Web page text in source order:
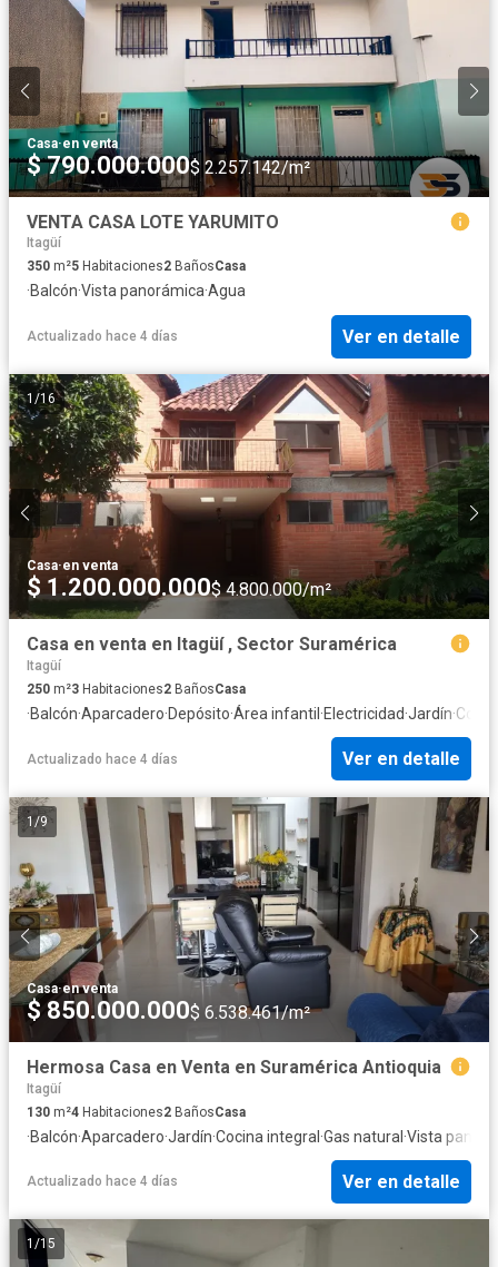
Casa·en venta
$ 790.000.000$ 2.257.142/m²
VENTA CASA LOTE YARUMITO
Itagüí
350 m²5 Habitaciones2 BañosCasa
·Balcón·Vista panorámica·Agua
Actualizado hace 4 días Ver en detalle
1 /16
Casa·en venta
$ 1.200.000.000$ 4.800.000/m²
Casa en venta en Itagüí , Sector Suramérica
Itagüí
250 m²3 Habitaciones2 BañosCasa
·Balcón·Aparcadero·Depósito·Área infantil ·Electricidad·Jardín·
Actualizado hace 4 días Ver en detalle
1/9
Casa·en venta
$ 850.000.000$ 6.538.461/m²
Hermosa Casa en Venta en Suramérica Antioquia
Itagüí
130 m²4 Habitaciones2 BañosCasa
·Balcón·Aparcadero·Jardín·Cocina integral·Gas natural·Vista
Actualizado hace 4 días Ver en detalle
1 /15